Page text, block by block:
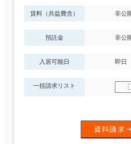
賃料（共益費含） 非公
預託金 非公
入居可能日 即日
一括請求リスト
資料請求